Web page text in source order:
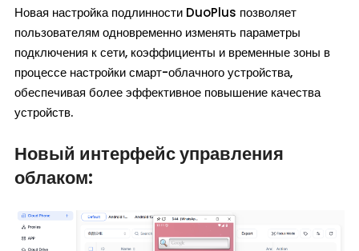
Новая настройка подлинности DuoPlus позволяет
пользователям одновременно изменять параметры
подключения к сети, коэффициенты и временные зоны в
процессе настройки смарт-облачного устройства,
обеспечивая более эффективное повышение качества
устройств.
Новый интерфейс управления
облаком: